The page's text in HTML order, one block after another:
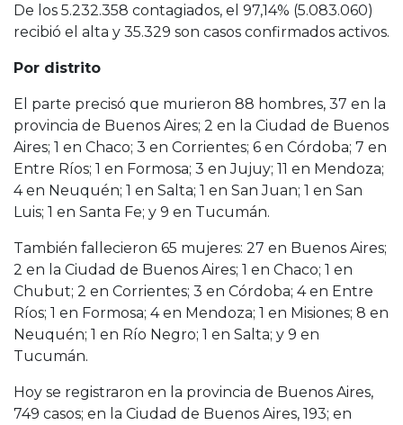
De los 5.232.358 contagiados, el 97,14% (5.083.060)
recibió el alta y 35.329 son casos confirmados activos.
Por distrito
El parte precisó que murieron 88 hombres, 37 en la
provincia de Buenos Aires; 2 en la Ciudad de Buenos
Aires; 1 en Chaco; 3 en Corrientes; 6 en Córdoba; 7 en
Entre Ríos; 1 en Formosa; 3 en Jujuy; 11 en Mendoza;
4 en Neuquén; 1 en Salta; 1 en San Juan; 1 en San
Luis; 1 en Santa Fe; y 9 en Tucumán.
También fallecieron 65 mujeres: 27 en Buenos Aires;
2 en la Ciudad de Buenos Aires; 1 en Chaco; 1 en
Chubut; 2 en Corrientes; 3 en Córdoba; 4 en Entre
Ríos; 1 en Formosa; 4 en Mendoza; 1 en Misiones; 8 en
Neuquén; 1 en Río Negro; 1 en Salta; y 9 en
Tucumán.
Hoy se registraron en la provincia de Buenos Aires,
749 casos; en la Ciudad de Buenos Aires, 193; en